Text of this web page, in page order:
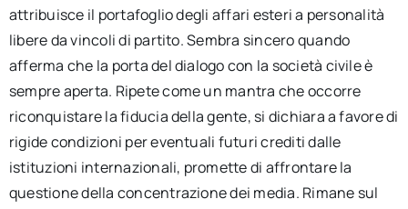
attribuisce il portafoglio degli affari esteri a personalità
libere da vincoli di partito. Sembra sincero quando
afferma che la porta del dialogo con la società civile è
sempre aperta. Ripete come un mantra che occorre
riconquistare la fiducia della gente, si dichiara a favore di
rigide condizioni per eventuali futuri crediti dalle
istituzioni internazionali, promette di affrontare la
questione della concentrazione dei media. Rimane sul